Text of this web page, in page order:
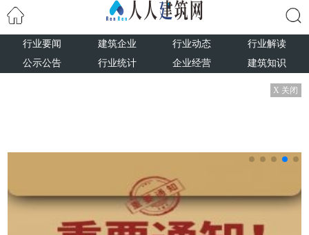
行业要闻 建筑企业 行业动态
行业解读
公示公告
行业统计 企业经营 建筑知识
X 关闭